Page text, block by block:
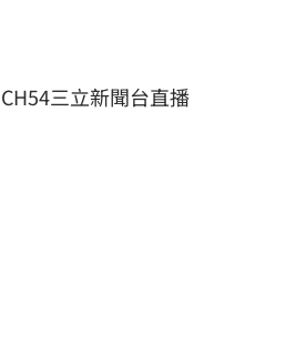
CH54三立新聞台直播